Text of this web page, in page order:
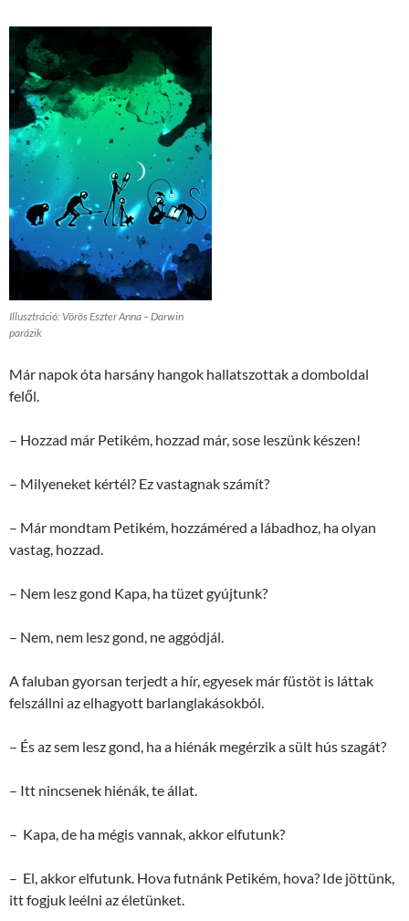
Illusztráció: Vörös Eszter Anna – Darwin
parázik
Már napok óta harsány hangok hallatszottak a domboldal
felől.
– Hozzad már Petikém, hozzad már, sose leszünk készen!
– Milyeneket kértél? Ez vastagnak számít?
– Már mondtam Petikém, hozzáméred a lábadhoz, ha olyan
vastag, hozzad.
– Nem lesz gond Kapa, ha tüzet gyújtunk?
– Nem, nem lesz gond, ne aggódjál.
A faluban gyorsan terjedt a hír, egyesek már füstöt is láttak
felszállni az elhagyott barlanglakásokból.
– És az sem lesz gond, ha a hiénák megérzik a sült hús szagát?
– Itt nincsenek hiénák, te állat.
– Kapa, de ha mégis vannak, akkor elfutunk?
– El, akkor elfutunk. Hova futnánk Petikém, hova? Ide jöttünk,
itt fogjuk leélni az életünket.